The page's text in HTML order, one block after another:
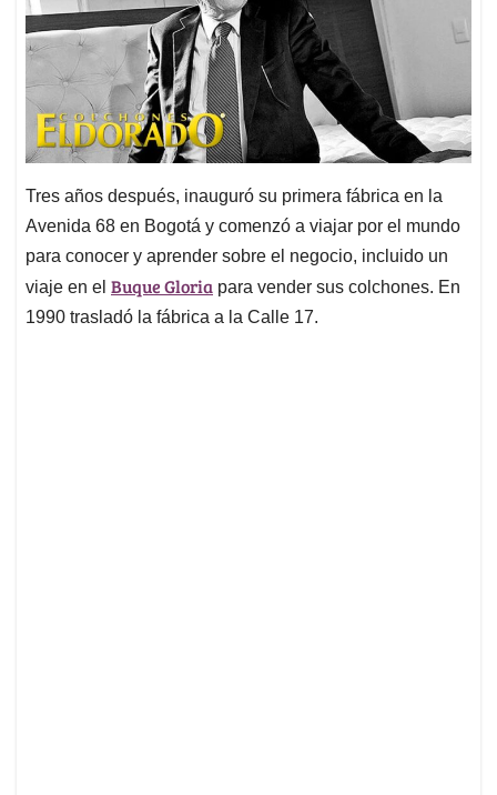
Tres años después, inauguró su primera fábrica en la
Avenida 68 en Bogotá y comenzó a viajar por el mundo
para conocer y aprender sobre el negocio, incluido un
viaje en el Buque Gloria para vender sus colchones. En
1990 trasladó la fábrica a la Calle 17.